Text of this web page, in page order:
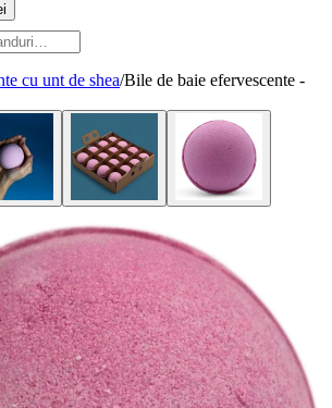
cu unt de shea/Bile de baie efervescente -